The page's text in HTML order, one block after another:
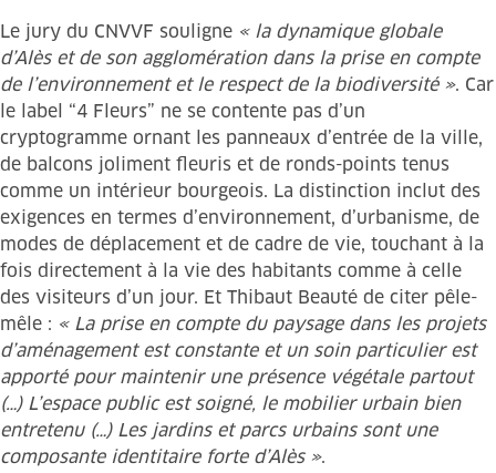
Le jury du CNVVF souligne « la dynamique globale
d’Alès et de son agglomération dans la prise en compte
de l’environnement et le respect de la biodiversité ». Car
le label “4 Fleurs” ne se contente pas d’un
cryptogramme ornant les panneaux d’entrée de la ville,
de balcons joliment fleuris et de ronds-points tenus
comme un intérieur bourgeois. La distinction inclut des
exigences en termes d’environnement, d’urbanisme, de
modes de déplacement et de cadre de vie, touchant à la
fois directement à la vie des habitants comme à celle
des visiteurs d’un jour. Et Thibaut Beauté de citer pêle-
mêle : « La prise en compte du paysage dans les projets
d’aménagement est constante et un soin particulier est
apporté pour maintenir une présence végétale partout
(…) L’espace public est soigné, le mobilier urbain bien
entretenu (…) Les jardins et parcs urbains sont une
composante identitaire forte d’Alès ».